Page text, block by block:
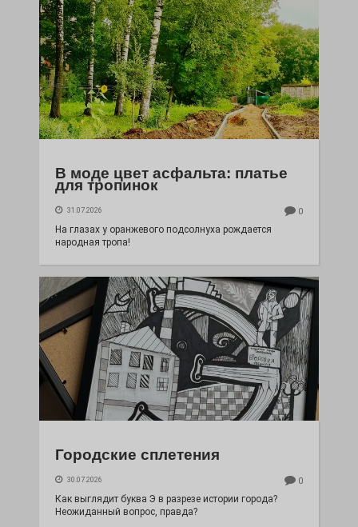
В моде цвет асфальта: платье
для тропинок
31.07.2026 0
На глазах у оранжевого подсолнуха рождается
народная тропа!
Городские сплетения
30.07.2026 0
Как выглядит буква Э в разрезе истории города?
Неожиданный вопрос, правда?